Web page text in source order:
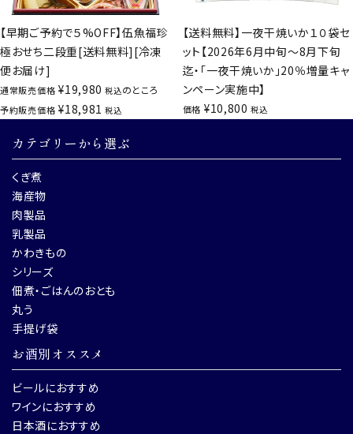
【早期ご予約で５%OFF】伍魚福珍
極おせち二段重[送料無料][冷凍
便お届け]
通常販売価格 ¥19,980 税込のところ
予約販売価格 ¥18,981 税込
【送料無料】一夜干焼いか１０袋セ
ット【2026年6月中旬～8月下旬
迄・「一夜干焼いか」20％増量キャ
ンペーン実施中】
価格 ¥10,800 税込
カテゴリーから選ぶ
くぎ煮
海産物
肉製品
乳製品
かわきもの
シリーズ
佃煮・ごはんのおとも
丸う
手提げ袋
お酒別オススメ
ビールにおすすめ
ワインにおすすめ
日本酒におすすめ